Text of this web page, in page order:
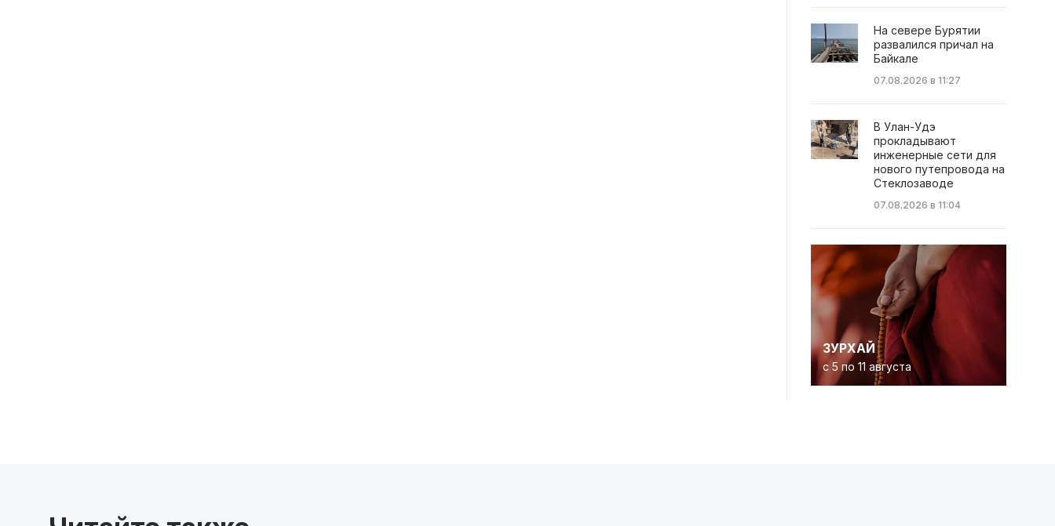
На севере Бурятии
развалился причал на
Байкале
07.08.2026 в 11:27
В Улан-Удэ
прокладывают
инженерные сети для
нового путепровода на
Стеклозаводе
07.08.2026 в 11:04
ЗУРХАЙ
с 5 по 11 августа